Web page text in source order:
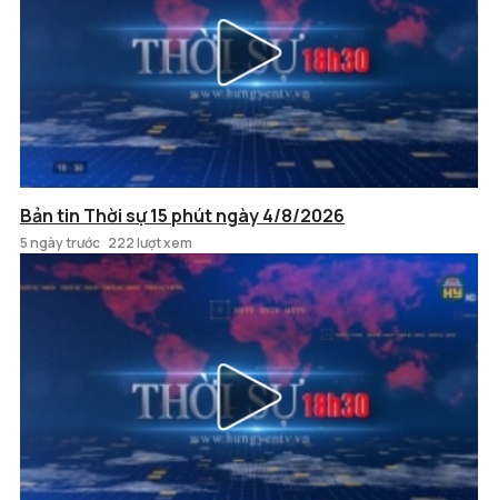
Bản tin Thời sự 15 phút ngày 4/8/2026
5 ngày trước 222 lượt xem